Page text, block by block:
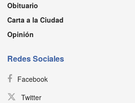
Obituario
Carta a la Ciudad
Opinión
Redes Sociales
Facebook
Twitter